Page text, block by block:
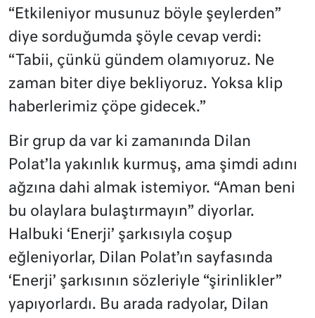
“Etkileniyor musunuz böyle şeylerden”
diye sorduğumda şöyle cevap verdi:
“Tabii, çünkü gündem olamıyoruz. Ne
zaman biter diye bekliyoruz. Yoksa klip
haberlerimiz çöpe gidecek.”
Bir grup da var ki zamanında Dilan
Polat’la yakınlık kurmuş, ama şimdi adını
ağzına dahi almak istemiyor. “Aman beni
bu olaylara bulaştırmayın” diyorlar.
Halbuki ‘Enerji’ şarkısıyla coşup
eğleniyorlar, Dilan Polat’ın sayfasında
‘Enerji’ şarkısının sözleriyle “şirinlikler”
yapıyorlardı. Bu arada radyolar, Dilan